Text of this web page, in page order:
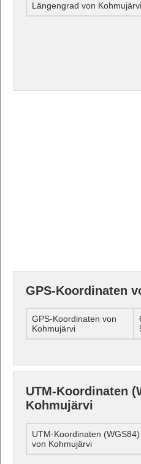
Längengrad von Kohmujärvi
GPS-Koordinaten
GPS-Koordinaten von
Kohmujärvi
UTM-Koordinaten
Kohmujärvi
UTM-Koordinaten (WGS84)
von Kohmujärvi